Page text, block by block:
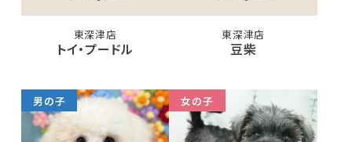
東深津店
トイ・プードル
東深津店
豆柴
男の子 女の子